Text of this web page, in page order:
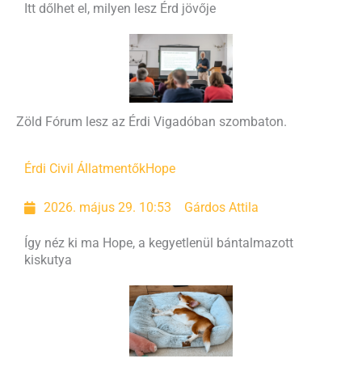
Itt dőlhet el, milyen lesz Érd jövője
Zöld Fórum lesz az Érdi Vigadóban szombaton.
Érdi Civil ÁllatmentőkHope
2026. május 29. 10:53 Gárdos Attila
Így néz ki ma Hope, a kegyetlenül bántalmazott
kiskutya